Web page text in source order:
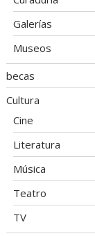
Galerías
Museos
becas
Cultura
Cine
Literatura
Música
Teatro
TV